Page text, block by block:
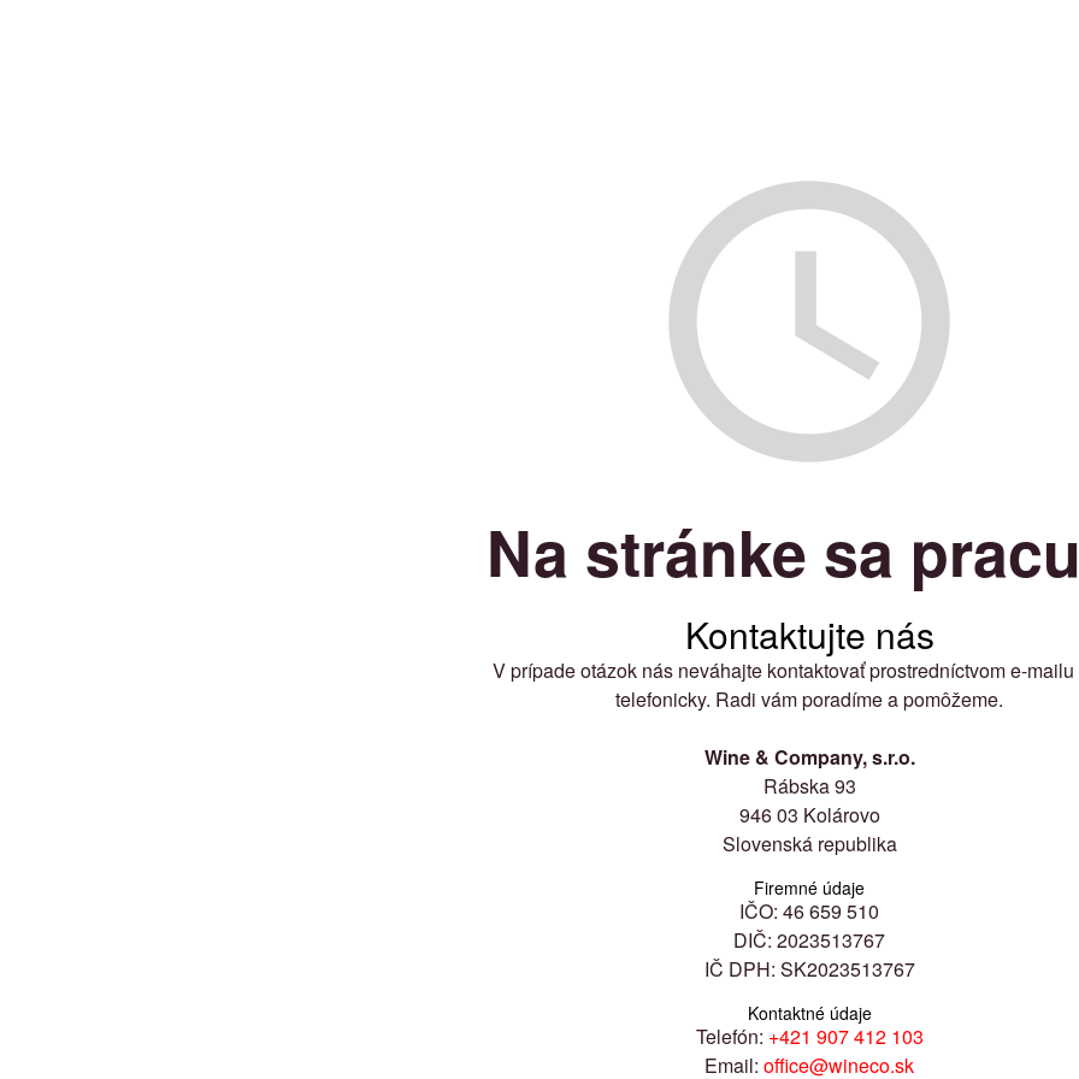
Na stránke sa
Kontaktujte nás
V prípade otázok nás neváhajte kontaktovať prostredníctvom e-
telefonicky. Radi vám poradíme a pomôžeme.
Wine & Company, s.r.o.
Rábska 93
946 03 Kolárovo
Slovenská republika
Firemné údaje
IČO: 46 659 510
DIČ: 2023513767
IČ DPH: SK2023513767
Kontaktné údaje
Telefón: +421 907 412 103
Email: office@wineco.sk